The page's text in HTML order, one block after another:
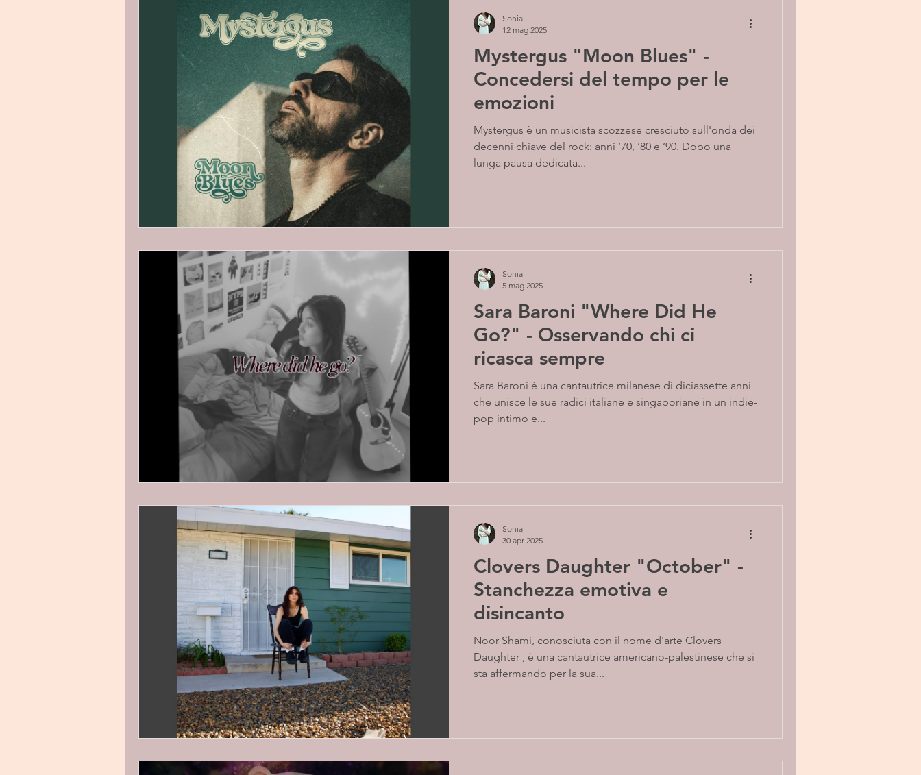
Mystergus "Moon Blues" -
Concedersi del tempo per le
emozioni
Mystergus è un musicista scozzese cresciuto sull'onda dei
decenni chiave del rock: anni ’70, ’80 e ’90. Dopo una
lunga pausa dedicata...
Sonia
12 mag 2025
Sara Baroni "Where Did He
Go?" - Osservando chi ci
ricasca sempre
Sara Baroni è una cantautrice milanese di diciassette anni
che unisce le sue radici italiane e singaporiane in un indie-
pop intimo e...
Sonia
5 mag 2025
Clovers Daughter "October" -
Stanchezza emotiva e
disincanto
Noor Shami, conosciuta con il nome d'arte Clovers
Daughter , è una cantautrice americano-palestinese che si
sta affermando per la sua...
Sonia
30 apr 2025